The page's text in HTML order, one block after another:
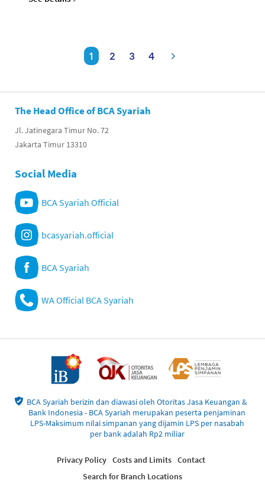
1 2 3 4
The Head Office of BCA Syariah
Jl. Jatinegara Timur No. 72
Jakarta Timur 13310
Social Media
BCA Syariah Official
bcasyariah.official
BCA Syariah
WA Official BCA Syariah
BCA Syariah berizin dan diawasi oleh Otoritas Jasa Keuangan &
Bank Indonesia - BCA Syariah merupakan peserta penjaminan
LPS-Maksimum nilai simpanan yang dijamin LPS per nasabah
per bank adalah Rp2 miliar
Privacy Policy Costs and Limits Contact
Search for Branch Locations